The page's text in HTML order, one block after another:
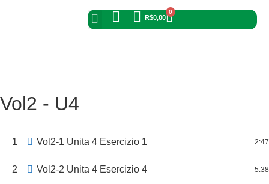
R$0,00
0
Vol2 - U4
1 Vol2-1 Unita 4 Esercizio 1 2:47
2 Vol2-2 Unita 4 Esercizio 4 5:38